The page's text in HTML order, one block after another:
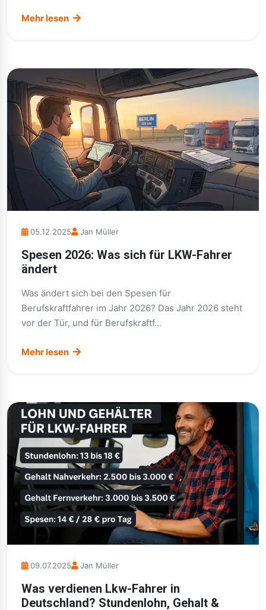
Mehr lesen
05.12.2025 Jan Müller
Spesen 2026: Was sich für LKW-Fahrer
ändert
Was ändert sich bei den Spesen für
Berufskraftfahrer im Jahr 2026? Das Jahr 2026 steht
vor der Tür, und für Berufskraftf...
Mehr lesen
09.07.2025 Jan Müller
Was verdienen Lkw-Fahrer in
Deutschland? Stundenlohn, Gehalt &